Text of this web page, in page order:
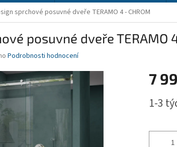
sprchové posuvné dveře TERAMO 4 - CHROM
posuvné dveře TERAMO
Podrobnosti hodnocení
7
cena:
1-3